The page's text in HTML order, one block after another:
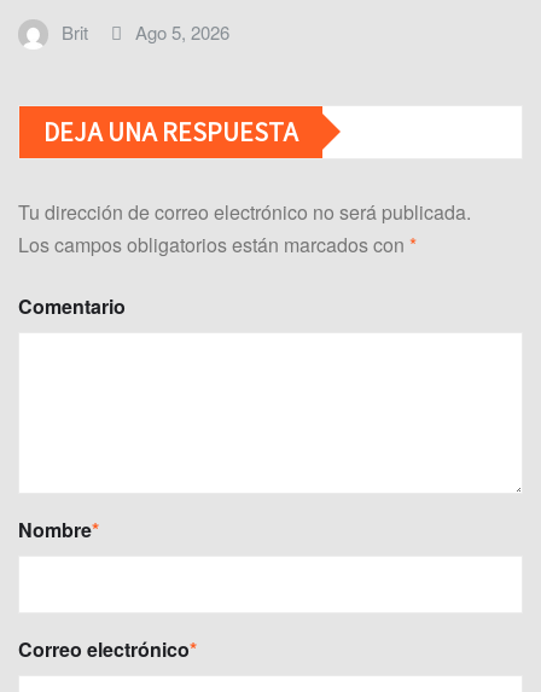
Brit Ago 5, 2026
DEJA UNA RESPUESTA
Tu dirección de correo electrónico no será publicada.
Los campos obligatorios están marcados con *
Comentario
Nombre*
Correo electrónico*